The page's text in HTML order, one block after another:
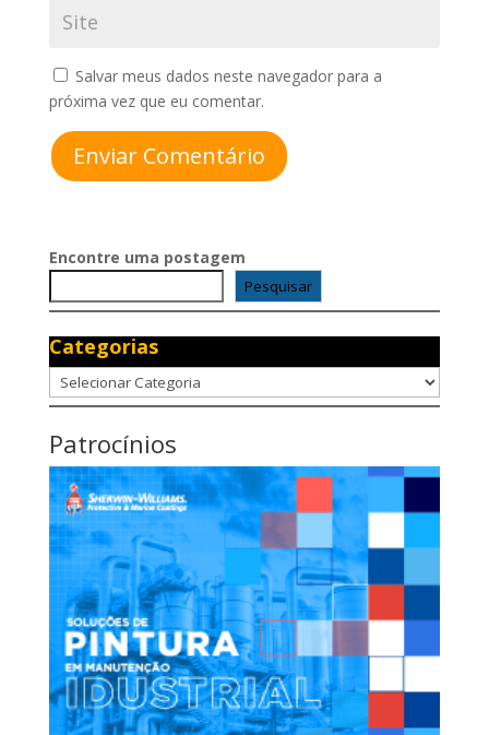
Salvar meus dados neste navegador para a
próxima vez que eu comentar.
Enviar Comentário
Encontre uma postagem
Pesquisar
Categorias
Categorias
Patrocínios